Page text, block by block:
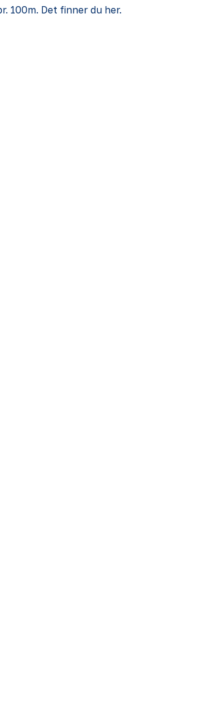
100m. Det finner du her.